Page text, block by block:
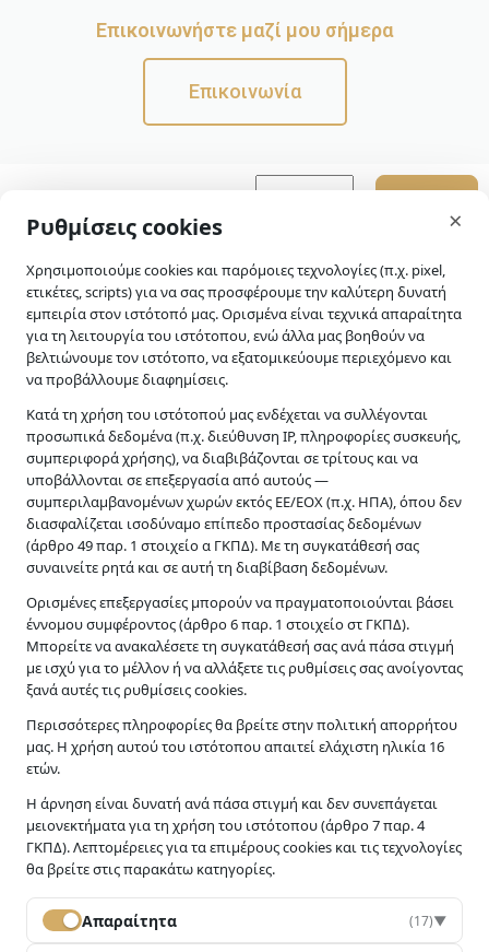
Επικοινωνήστε μαζί μου σήμερα
Επικοινωνία
Newsletter
Διαβάστε τηνπολιτική
απορρήτουμας για
περισσότερες
λεπτομέρειες.
Σχολική διαμεσολάβηση.
Υπηρεσίες
Οικογενειακή Διαμεσολάβηση
Σχολική Διαμεσολάβηση
Διαμεσολάβηση σε εμπορικές / εργασιακές υποθέσεις
Άλλες περιπτώσεις Διαμεσολάβησης
Ρυθμίσεις cookies ×
Χρησιμοποιούμε cookies και παρόμοιες τεχνολογίες (π.χ. pixel,
ετικέτες, scripts) για να σας προσφέρουμε την καλύτερη δυνατή
εμπειρία στον ιστότοπό μας. Ορισμένα είναι τεχνικά απαραίτητα
για τη λειτουργία του ιστότοπου, ενώ άλλα μας βοηθούν να
βελτιώνουμε τον ιστότοπο, να εξατομικεύουμε περιεχόμενο και
να προβάλλουμε διαφημίσεις.
Κατά τη χρήση του ιστότοπού μας ενδέχεται να συλλέγονται
προσωπικά δεδομένα (π.χ. διεύθυνση IP, πληροφορίες συσκευής,
συμπεριφορά χρήσης), να διαβιβάζονται σε τρίτους και να
υποβάλλονται σε επεξεργασία από αυτούς —
συμπεριλαμβανομένων χωρών εκτός ΕΕ/ΕΟΧ (π.χ. ΗΠΑ), όπου δεν
διασφαλίζεται ισοδύναμο επίπεδο προστασίας δεδομένων
(άρθρο 49 παρ. 1 στοιχείο α ΓΚΠΔ). Με τη συγκατάθεσή σας
συναινείτε ρητά και σε αυτή τη διαβίβαση δεδομένων.
Ορισμένες επεξεργασίες μπορούν να πραγματοποιούνται βάσει
έννομου συμφέροντος (άρθρο 6 παρ. 1 στοιχείο στ ΓΚΠΔ).
Μπορείτε να ανακαλέσετε τη συγκατάθεσή σας ανά πάσα στιγμή
με ισχύ για το μέλλον ή να αλλάξετε τις ρυθμίσεις σας ανοίγοντας
ξανά αυτές τις ρυθμίσεις cookies.
Περισσότερες πληροφορίες θα βρείτε στην πολιτική απορρήτου
μας. Η χρήση αυτού του ιστότοπου απαιτεί ελάχιστη ηλικία 16
ετών.
Η άρνηση είναι δυνατή ανά πάσα στιγμή και δεν συνεπάγεται
μειονεκτήματα για τη χρήση του ιστότοπου (άρθρο 7 παρ. 4
ΓΚΠΔ). Λεπτομέρειες για τα επιμέρους cookies και τις τεχνολογίες
θα βρείτε στις παρακάτω κατηγορίες.
Απαραίτητα (17)▼